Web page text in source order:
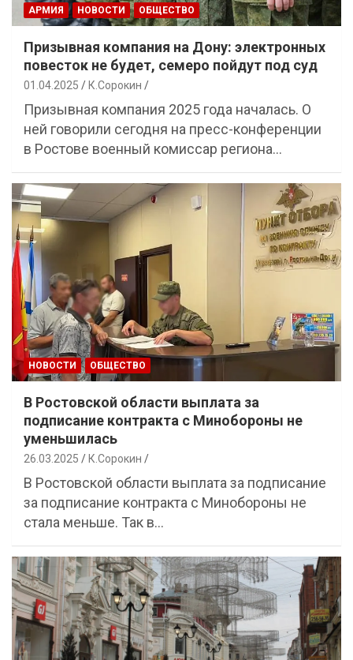
АРМИЯ НОВОСТИ ОБЩЕСТВО
Призывная компания на Дону: электронных
повесток не будет, семеро пойдут под суд
01.04.2025 К.Сорокин
Призывная компания 2025 года началась. О
ней говорили сегодня на пресс-конференции
в Ростове военный комиссар региона…
НОВОСТИ ОБЩЕСТВО
В Ростовской области выплата за
подписание контракта с Минобороны не
уменьшилась
26.03.2025 К.Сорокин
В Ростовской области выплата за подписание
за подписание контракта с Минобороны не
стала меньше. Так в…